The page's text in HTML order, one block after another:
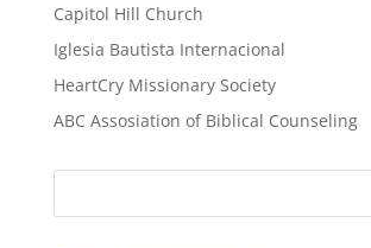
Capitol Hill Church
Iglesia Bautista Internacional
HeartCry Missionary Society
ABC Assosiation of Biblical Counseling